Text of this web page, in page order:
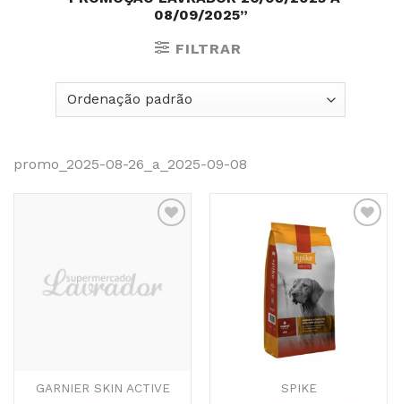
08/09/2025”
FILTRAR
promo_2025-08-26_a_2025-09-08
Favoritos
GARNIER SKIN ACTIVE
Adicionar
SPIKE